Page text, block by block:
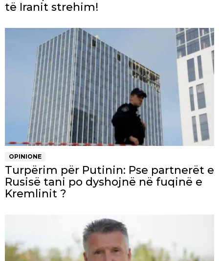
të Iranit strehim!
OPINIONE
Turpërim për Putinin: Pse partnerët e
Rusisë tani po dyshojnë në fuqinë e
Kremlinit ?